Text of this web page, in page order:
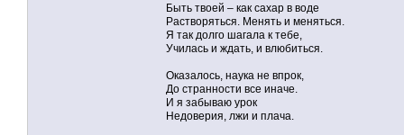
Быть твоей – как сахар в воде
Растворяться. Менять и меняться.
Я так долго шагала к тебе,
Училась и ждать, и влюбиться.
Оказалось, наука не впрок,
До странности все иначе.
И я забываю урок
Недоверия, лжи и плача.